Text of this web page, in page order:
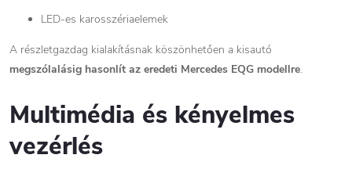
LED-es karosszériaelemek
A részletgazdag kialakításnak köszönhetően a kisautó
megszólalásig hasonlít az eredeti Mercedes EQG modellre.
Multimédia és kényelmes
vezérlés